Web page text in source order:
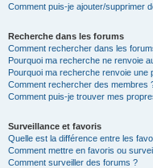
Comment puis-je ajouter/supprimer
Recherche dans les forums
Comment rechercher dans les
Pourquoi ma recherche ne renvoie
Pourquoi ma recherche renvoie une
Comment rechercher des membres
Comment puis-je trouver mes
Surveillance et favoris
Quelle est la différence entre les
Comment mettre en favoris ou
Comment surveiller des forums ?